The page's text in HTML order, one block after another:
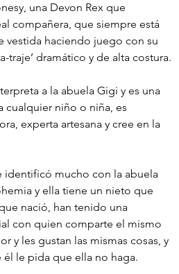
una Devon Rex que
compañera, que siempre está
vestida haciendo juego con su
traje’ dramático y de alta costura.
a la abuela Gigi y es una
cualquier niño o niña, es
experta artesana y cree en la
identificó mucho con la abuela
y ella tiene un nieto que
nació, han tenido una
con quien comparte el mismo
y les gustan las mismas cosas, y
él le pida que ella no haga.